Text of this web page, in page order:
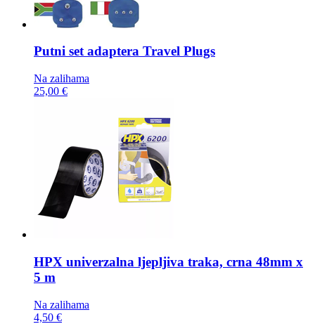
Putni set adaptera Travel Plugs
Na zalihama
25,00 €
HPX univerzalna ljepljiva traka, crna 48mm x
5 m
Na zalihama
4,50 €